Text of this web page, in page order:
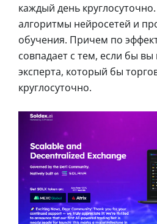
каждый день
алгоритмы нейросетей и
обучения. Причем по
совпадает с тем, если бы
эксперта, который бы
круглосуточно.